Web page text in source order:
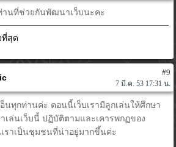
นที่ช่วยกันพัฒนาเว็บนะคะ
ที่สุด
#9
7 มี.ค. 53 17:31 น.
ทุกท่านค่ะ ตอนนี้เว็บเรามีลูกเล่นให้ศึกษา
เล่นเว็บนี้ ปฏิบัติตามและเคารพกฏของ
ราเป็นชุมชนที่น่าอยู่มากขึ้นค่ะ